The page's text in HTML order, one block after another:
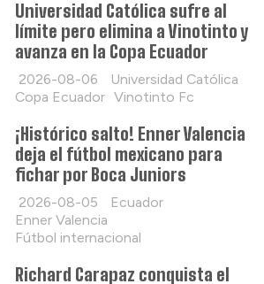
Universidad Católica sufre al
límite pero elimina a Vinotinto y
avanza en la Copa Ecuador
2026-08-06
Universidad Católica
Copa Ecuador Vinotinto Fc
¡Histórico salto! Enner Valencia
deja el fútbol mexicano para
fichar por Boca Juniors
2026-08-05
Ecuador
Enner Valencia
Fútbol internacional
Richard Carapaz conquista el